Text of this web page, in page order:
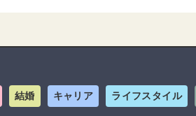
結婚 キャリア ライフスタイル